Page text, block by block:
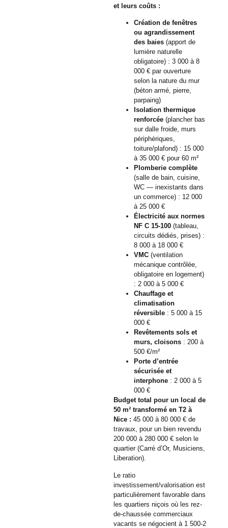
et leurs coûts :
Création de fenêtres
ou agrandissement
des baies (apport de
lumière naturelle
obligatoire) : 3 000 à 8
000 € par ouverture
selon la nature du mur
(béton armé, pierre,
parpaing)
Isolation thermique
renforcée (plancher bas
sur dalle froide, murs
périphériques,
toiture/plafond) : 15 000
à 35 000 € pour 60 m²
Plomberie complète
(salle de bain, cuisine,
WC — inexistants dans
un commerce) : 12 000
à 25 000 €
Électricité aux normes
NF C 15-100 (tableau,
circuits dédiés, prises) :
8 000 à 18 000 €
VMC (ventilation
mécanique contrôlée,
obligatoire en logement)
: 2 000 à 5 000 €
Chauffage et
climatisation
réversible : 5 000 à 15
000 €
Revêtements sols et
murs, cloisons : 200 à
500 €/m²
Porte d’entrée
sécurisée et
interphone : 2 000 à 5
000 €
Budget total pour un local de
50 m² transformé en T2 à
Nice : 45 000 à 80 000 € de
travaux, pour un bien revendu
200 000 à 280 000 € selon le
quartier (Carré d’Or, Musiciens,
Liberation).
Le ratio
investissement/valorisation est
particulièrement favorable dans
les quartiers niçois où les rez-
de-chaussée commerciaux
vacants se négocient à 1 500-2